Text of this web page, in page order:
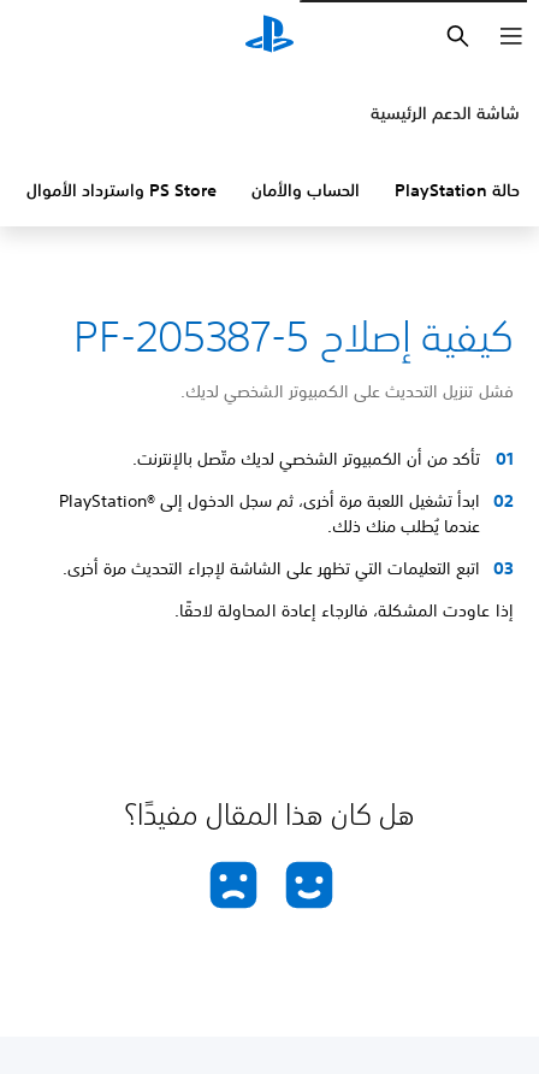
شاشة الدعم الرئيسية
حالة PlayStation الحساب والأمان PS Store واسترداد الأموال
كيفية إصلاح PF-205387-5
فشل تنزيل التحديث على الكمبيوتر الشخصي لديك.
تأكد من أن الكمبيوتر الشخصي لديك متّصل بالإنترنت.
ابدأ تشغيل اللعبة مرة أخرى، ثم سجل الدخول إلى PlayStation®‎
عندما يُطلب منك ذلك.
اتبع التعليمات التي تظهر على الشاشة لإجراء التحديث مرة أخرى.
إذا عاودت المشكلة، فالرجاء إعادة المحاولة لاحقًا.
هل كان هذا المقال مفيدًا؟